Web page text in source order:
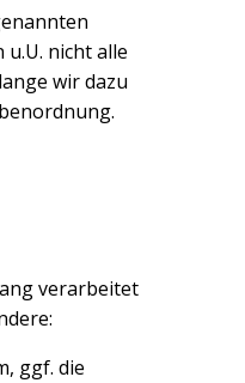
nicht alle
wir dazu
verarbeitet
ggf. die